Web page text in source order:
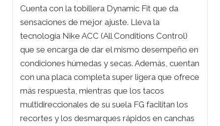
Cuenta con la tobillera Dynamic Fit que da
sensaciones de mejor ajuste. Lleva la
tecnología Nike ACC (All Conditions Control)
que se encarga de dar el mismo desempeño en
condiciones húmedas y secas. Además, cuentan
con una placa completa super ligera que ofrece
más respuesta, mientras que los tacos
multidireccionales de su suela FG facilitan los
recortes y los desmarques rápidos en canchas